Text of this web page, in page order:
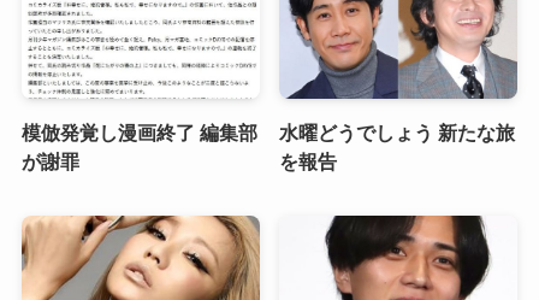
模倣発覚し漫画終了 編集部
が謝罪
水曜どうでしょう 新たな旅
を報告